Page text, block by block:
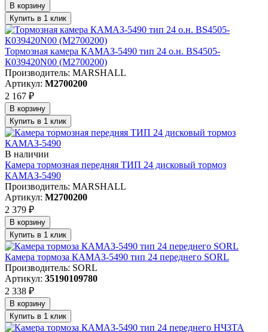
В корзину
Купить в 1 клик
Тормозная камера КАМАЗ-5490 тип 24 о.н. BS4505-
К039420N00 (M2700200)
Производитель: MARSHALL
Артикул: M2700200
2 167 ₽
В корзину
Купить в 1 клик
В наличии
Камера тормозная передняя ТИП 24 дисковый тормоз
КАМАЗ-5490
Производитель: MARSHALL
Артикул: M2700200
2 379 ₽
В корзину
Купить в 1 клик
Камера тормоза КАМАЗ-5490 тип 24 переднего SORL
Производитель: SORL
Артикул: 35190109780
2 338 ₽
В корзину
Купить в 1 клик